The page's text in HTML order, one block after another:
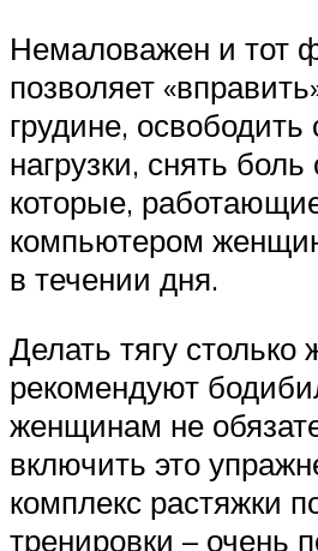
Немаловажен и тот
позволяет
грудине, освободить
нагрузки, снять
которые,
компьютером
в течении дня.
Делать тягу столько
рекомендуют
женщинам не
включить это
комплекс растяжки
тренировки – очень